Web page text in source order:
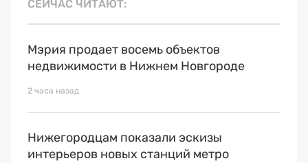
СЕЙЧАС ЧИТАЮТ
Мэрия продает восемь объектов
недвижимости в Нижнем Новгороде
2 часа назад
Нижегородцам показали эскизы
интерьеров новых станций метро